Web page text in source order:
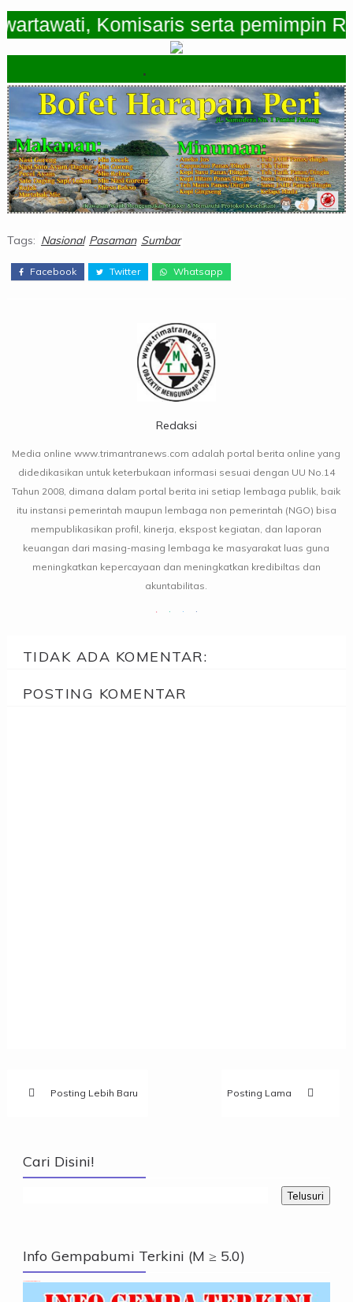
Komisaris serta pemimpin
Tags: Nasional Pasaman Sumbar
Facebook Twitter Whatsapp
Redaksi
Media online www.trimantranews.com adalah portal berita online yang
didedikasikan untuk keterbukaan informasi sesuai dengan UU No.14
Tahun 2008, dimana dalam portal berita ini setiap lembaga publik, baik
itu instansi pemerintah maupun lembaga non pemerintah (NGO) bisa
mempublikasikan profil, kinerja, ekspost kegiatan, dan laporan
keuangan dari masing-masing lembaga ke masyarakat luas guna
meningkatkan kepercayaan dan meningkatkan kredibiltas dan
akuntabilitas.
TIDAK ADA KOMENTAR:
POSTING KOMENTAR
Posting Lebih Baru Posting Lama
Cari Disini!
Info Gempabumi Terkini (M ≥ 5.0)